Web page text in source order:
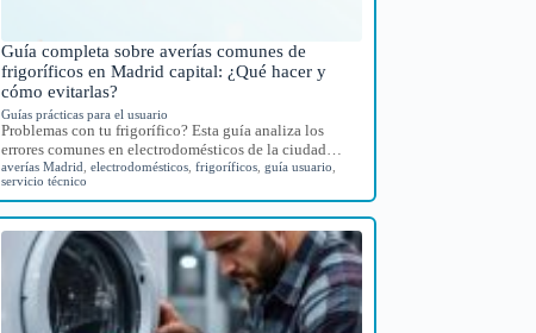
Guía completa sobre averías comunes de
frigoríficos en Madrid capital: ¿Qué hacer y
cómo evitarlas?
Guías prácticas para el usuario
Problemas con tu frigorífico? Esta guía analiza los
errores comunes en electrodomésticos de la ciudad…
averías Madrid ,electrodomésticos ,frigoríficos ,guía usuario
servicio técnico